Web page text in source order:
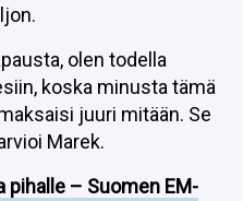
olen todella
koska minusta tämä
juuri mitään. Se
Marek.
pihalle – Suomen EM-